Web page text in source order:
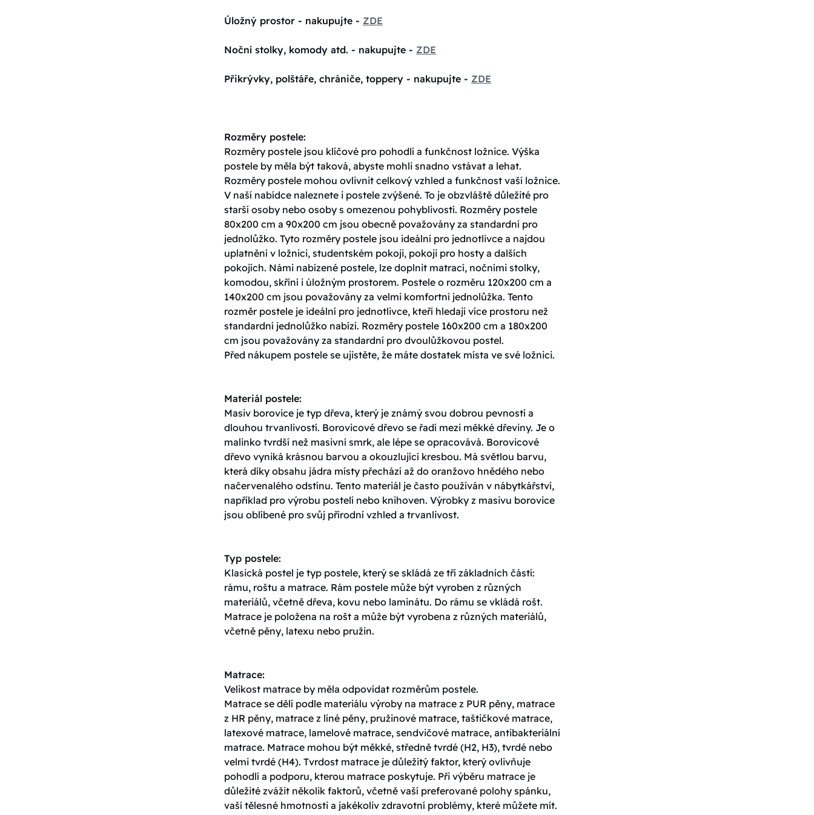
Úložný prostor - nakupujte - ZDE
Noční stolky, komody atd. - nakupujte - ZDE
Přikrývky, polštáře, chrániče, toppery - nakupujte - ZDE
Rozměry postele:
Rozměry postele jsou klíčové pro pohodlí a funkčnost ložnice. Výška
postele by měla být taková, abyste mohli snadno vstávat a lehat.
Rozměry postele mohou ovlivnit celkový vzhled a funkčnost vaší ložnice.
V naší nabídce naleznete i postele zvýšené. To je obzvláště důležité pro
starší osoby nebo osoby s omezenou pohyblivostí. Rozměry postele
80x200 cm a 90x200 cm jsou obecně považovány za standardní pro
jednolůžko. Tyto rozměry postele jsou ideální pro jednotlivce a najdou
uplatnění v ložnici, studentském pokoji, pokoji pro hosty a dalších
pokojích. Námi nabízené postele, lze doplnit matrací, nočními stolky,
komodou, skříní i úložným prostorem. Postele o rozměru 120x200 cm a
140x200 cm jsou považovány za velmi komfortní jednolůžka. Tento
rozměr postele je ideální pro jednotlivce, kteří hledají více prostoru než
standardní jednolůžko nabízí. Rozměry postele 160x200 cm a 180x200
cm jsou považovány za standardní pro dvoulůžkovou postel.
Před nákupem postele se ujistěte, že máte dostatek místa ve své ložnici.
Materiál postele:
Masiv borovice je typ dřeva, který je známý svou dobrou pevností a
dlouhou trvanlivostí. Borovicové dřevo se řadí mezi měkké dřeviny. Je o
malinko tvrdší než masivní smrk, ale lépe se opracovává. Borovicové
dřevo vyniká krásnou barvou a okouzlující kresbou. Má světlou barvu,
která díky obsahu jádra místy přechází až do oranžovo hnědého nebo
načervenalého odstínu. Tento materiál je často používán v nábytkářství,
například pro výrobu postelí nebo knihoven. Výrobky z masivu borovice
jsou oblíbené pro svůj přírodní vzhled a trvanlivost.
Typ postele:
Klasická postel je typ postele, který se skládá ze tří základních částí:
rámu, roštu a matrace. Rám postele může být vyroben z různých
materiálů, včetně dřeva, kovu nebo laminátu. Do rámu se vkládá rošt.
Matrace je položena na rošt a může být vyrobena z různých materiálů,
včetně pěny, latexu nebo pružin.
Matrace:
Velikost matrace by měla odpovídat rozměrům postele.
Matrace se dělí podle materiálu výroby na matrace z PUR pěny, matrace
z HR pěny, matrace z líné pěny, pružinové matrace, taštičkové matrace,
latexové matrace, lamelové matrace, sendvičové matrace, antibakteriální
matrace. Matrace mohou být měkké, středně tvrdé (H2, H3), tvrdé nebo
velmi tvrdé (H4). Tvrdost matrace je důležitý faktor, který ovlivňuje
pohodlí a podporu, kterou matrace poskytuje. Při výběru matrace je
důležité zvážit několik faktorů, včetně vaší preferované polohy spánku,
vaší tělesné hmotnosti a jakékoliv zdravotní problémy, které můžete mít.